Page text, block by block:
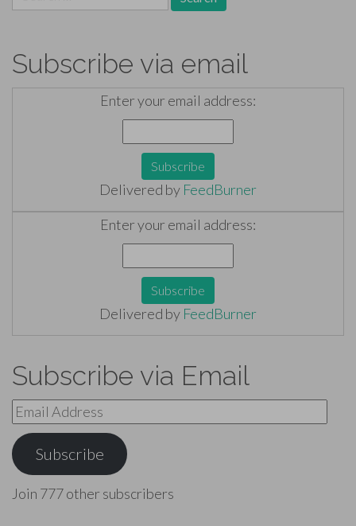
for:
Subscribe via email
Enter your email address:
Delivered by FeedBurner
Enter your email address:
Delivered by FeedBurner
Subscribe via Email
Email
Address
Subscribe
Join 777 other subscribers